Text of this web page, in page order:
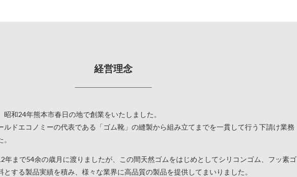
経営理念
和24年熊本市春日の地で創業をいたしました。
ルドエコノミーの代表である「ゴム靴」の縫製から組み立てまでを一貫して行う下請け業務
年まで54余の歳月に渡りましたが、この間天然ゴムをはじめとしてシリコンゴム、フッ素ゴ
する製品実績を積み、様々な業界に高品質の製品を提供してまいりました。